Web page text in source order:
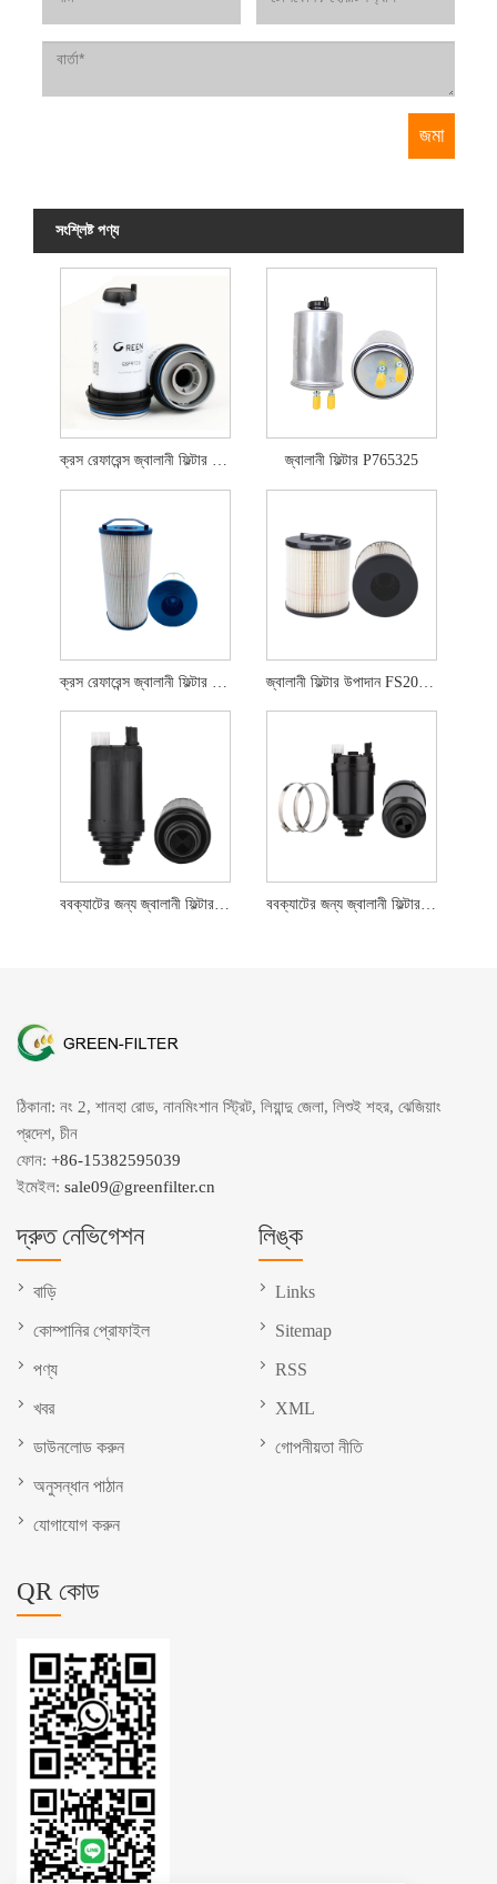
সংশ্লিষ্ট পণ্য
ক্রস রেফারেন্স জ্বালানী ফিল্টার 837079726 জ্বালানী ফিল্টার P765325
ক্রস রেফারেন্স জ্বালানী ফিল্টার উপাদান FS20203 জ্বালানী ফিল্টার উপাদান FS20403
ববক্যাটের জন্য জ্বালানী ফিল্টার 7023589 ববক্যাটের জন্য জ্বালানী ফিল্টার 7400454
ঠিকানা: নং 2, শানহা রোড, নানমিংশান স্ট্রিট, লিয়ান্দু জেলা, লিশুই শহর, ঝেজিয়াং
প্রদেশ, চীন
ফোন: +86-15382595039
ইমেইল: sale09@greenfilter.cn
দ্রুত নেভিগেশন
বাড়ি
কোম্পানির প্রোফাইল
পণ্য
খবর
ডাউনলোড করুন
অনুসন্ধান পাঠান
যোগাযোগ করুন
লিঙ্ক
Links
Sitemap
RSS
XML
গোপনীয়তা নীতি
QR কোড